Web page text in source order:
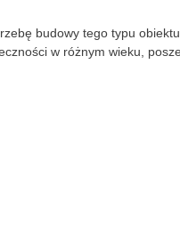
budowy tego typu
w różnym wieku,